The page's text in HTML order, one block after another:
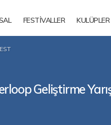
FESTİVALLER KULÜPLER
Geliştirme